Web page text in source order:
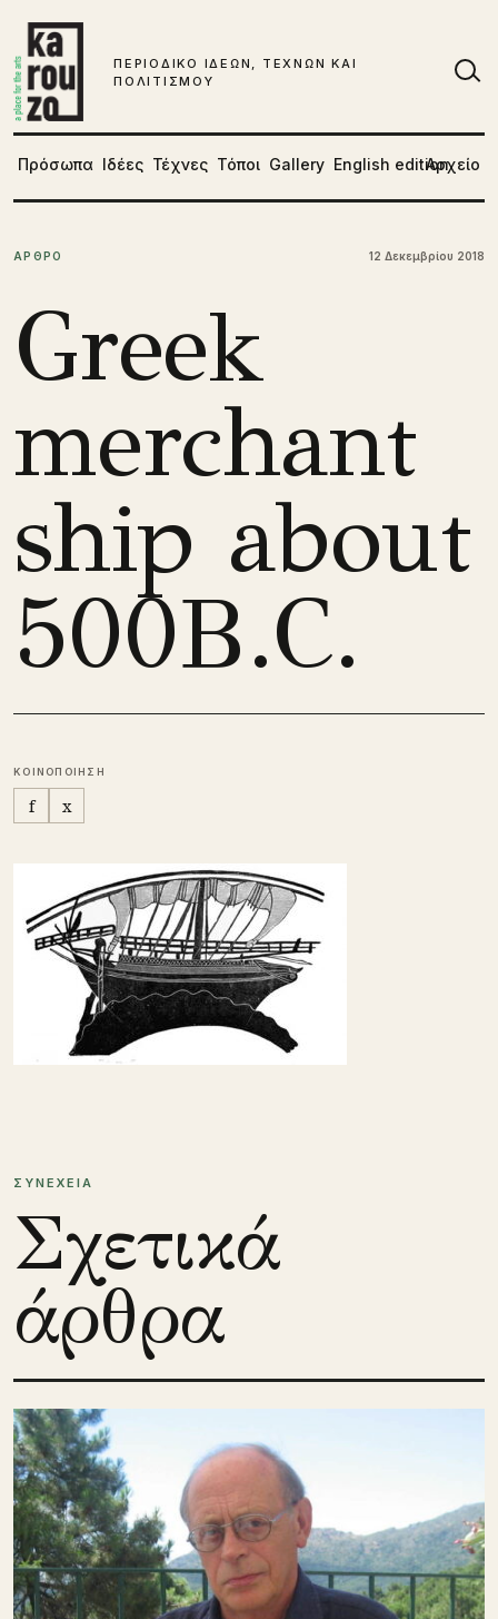
ΠΕΡΙΟΔΙΚΟ ΙΔΕΩΝ, ΤΕΧΝΩΝ ΚΑΙ
ΠΟΛΙΤΙΣΜΟΥ
Πρόσωπα Ιδέες Τέχνες Τόποι Gallery English editionΑρχείο
ΑΡΘΡΟ 12 Δεκεμβρίου 2018
Greek
merchant
ship about
500B.C.
ΚΟΙΝΟΠΟΙΗΣΗ
f x
ΣΥΝΕΧΕΙΑ
Σχετικά
άρθρα